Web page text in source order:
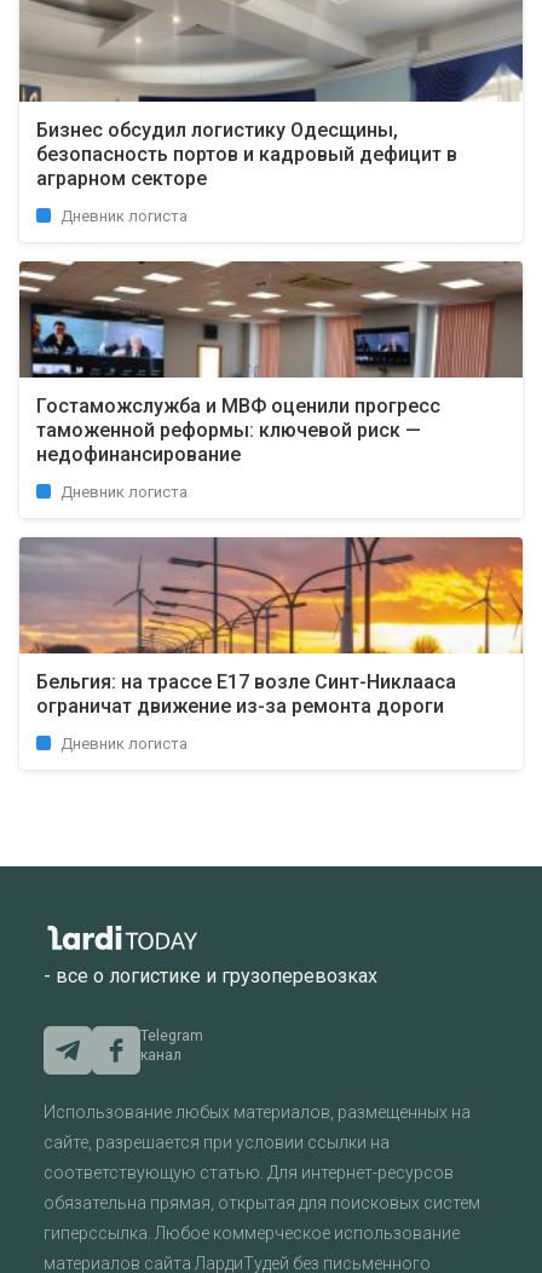
Бизнес обсудил логистику Одесщины,
безопасность портов и кадровый дефицит в
аграрном секторе
Дневник логиста
Гостаможслужба и МВФ оценили прогресс
таможенной реформы: ключевой риск —
недофинансирование
Дневник логиста
Бельгия: на трассе E17 возле Синт-Никлааса
ограничат движение из-за ремонта дороги
Дневник логиста
- все о логистике и грузоперевозках
Telegram
канал
Использование любых материалов, размещенных на
сайте, разрешается при условии ссылки на
соответствующую статью. Для интернет-ресурсов
обязательна прямая, открытая для поисковых систем
гиперссылка. Любое коммерческое использование
материалов сайта ЛардиТудей без письменного